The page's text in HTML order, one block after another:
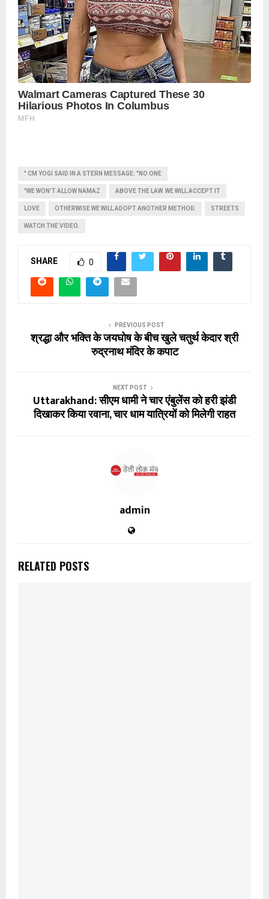
" CM YOGI SAID IN A STERN MESSAGE: "NO ONE
"WE WON'T ALLOW NAMAZ ABOVE THE LAW. WE WILL ACCEPT IT
LOVE OTHERWISE WE WILL ADOPT ANOTHER METHOD. STREETS
WATCH THE VIDEO.
SHARE 0
PREVIOUS POST
श्रद्धा और भक्ति के जयघोष के बीच खुले चतुर्थ केदार श्री
रुद्रनाथ मंदिर के कपाट
NEXT POST
Uttarakhand: सीएम धामी ने चार एंबुलेंस को हरी झंडी
दिखाकर किया रवाना, चार धाम यात्रियों को मिलेगी राहत
admin
RELATED POSTS